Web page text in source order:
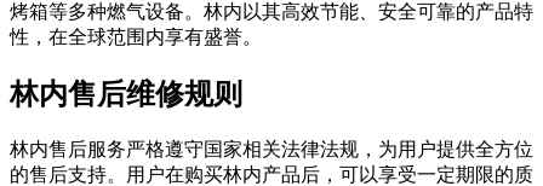
烤箱等多种燃气设备。林内以其高效节能、安全可靠的产品特
性，在全球范围内享有盛誉。
林内售后维修规则
林内售后服务严格遵守国家相关法律法规，为用户提供全方位
的售后支持。用户在购买林内产品后，可以享受一定期限的质